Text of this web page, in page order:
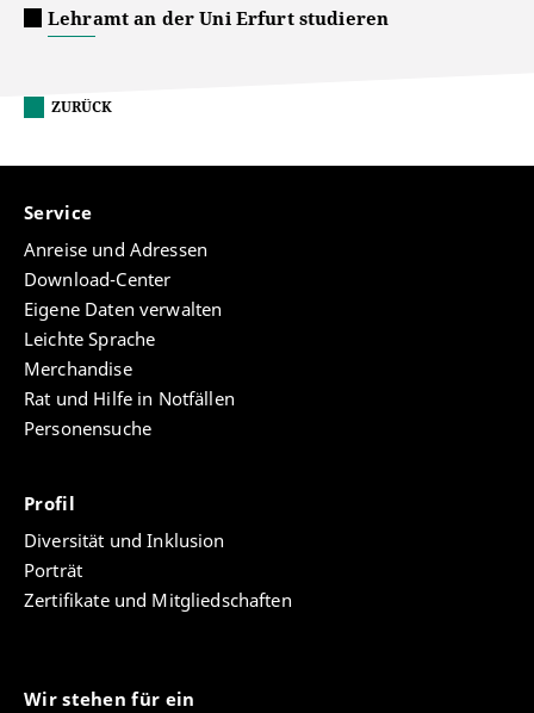
Lehramt an der Uni Erfurt studieren
ZURÜCK
Service
Anreise und Adressen
Download-Center
Eigene Daten verwalten
Leichte Sprache
Merchandise
Rat und Hilfe in Notfällen
Personensuche
Profil
Diversität und Inklusion
Porträt
Zertifikate und Mitgliedschaften
Wir stehen für ein